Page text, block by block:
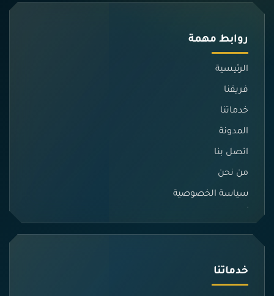
روابط مهمة
الرئيسية
فريقنا
خدماتنا
المدونة
اتصل بنا
من نحن
سياسة الخصوصية
خدماتنا